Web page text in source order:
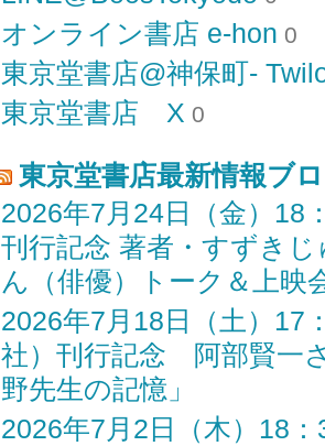
オンライン書店 e-hon 0
東京堂書店@神保町-
東京堂書店 X 0
東京堂書店最新情報ブ
2026年7月24日（金）18
刊行記念 著者・すずき
ん（俳優）トーク＆上
2026年7月18日（土）17
社）刊行記念 阿部賢一
野先生の記憶」
2026年7月2日（木）18